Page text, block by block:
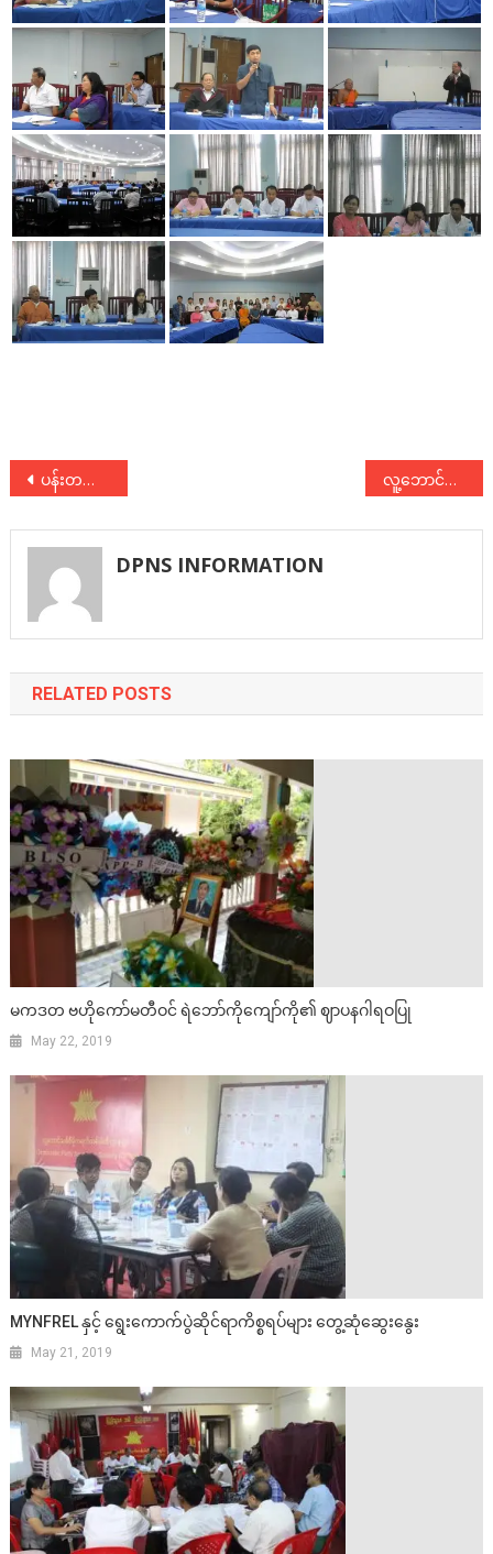
Post
navigation
ပန်းတ​နော်​မြို့နယ်​၊ ​မြေနု​ကျေးရွာအုပ်​စုရှိ လယ်​သမား ၁၀ဝ ​ကျော်​ ပိုင်ဆိုင်သည့် လယ်​ဧက ၁၀ဝ၀ ​ကျော်​အား ပြန်လည်ရရှိရေးအတွက် ​တောင်​သူလယ်​သမားသမဂ္ဂနှင့် လူ့​ဘောင်​သစ်​ဒီမိုကရက်​တစ်​ပါတီမှ ပူးပေါင်းကူညီ​ ဆောင်​​ရွက်ပေးရန်​ ညှိနှိုင်း​ဆွေး​နွေး လူ့ဘောင်သစ်ဒီမိုကရက်တစ်ပါတီ တောင်သူလယ်သမားရေးရာကော်မတီမှ တာဝန်ရှိသူများ ဧရာဝတီတိုင်းဒေသကြီး၊ ဇလွန်မြို့နယ့်မှ တောင်သူများနှင့် တွေ့ဆုံ
DPNS INFORMATION
RELATED POSTS
မကဒတ ဗဟိုကော်မတီဝင် ရဲဘော်ကိုကျော်ကို၏ ဈာပနဂါရဝပြု
May 22, 2019
MYNFREL နှင့် ရွေးကောက်ပွဲဆိုင်ရာကိစ္စရပ်များ တွေ့ဆုံဆွေးနွေး
May 21, 2019